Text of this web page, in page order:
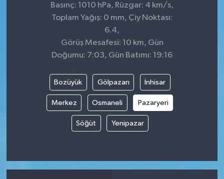
Basınç: 1010 hPa, Rüzgar: 4 km/s,
Toplam Yağış: 0 mm, Çiy Noktası:
6.4,
Görüş Mesafesi: 10 km, Gün
Doğumu: 7:03, Gün Batımı: 19:16
Bozüyük Gölpazarı İnhisar
Merkez Osmaneli Pazaryeri
Söğüt Yenipazar